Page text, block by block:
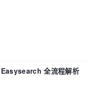
全流程解析